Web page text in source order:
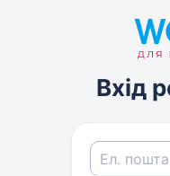
Вхід